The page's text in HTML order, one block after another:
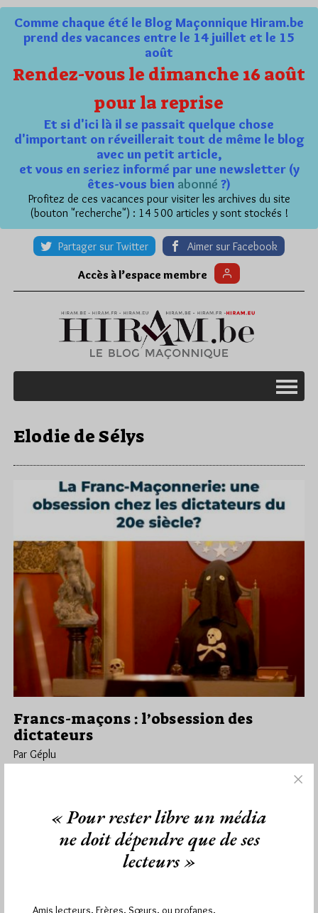
Comme chaque été le Blog Maçonnique Hiram.be
prend des vacances entre le 14 juillet et le 15
août
Rendez-vous le dimanche 16 août
pour la reprise
Et si d'ici là il se passait quelque chose
d'important on réveillerait tout de même le blog
avec un petit article,
et vous en seriez informé par une newsletter (y
êtes-vous bien abonné ?)
Profitez de ces vacances pour visiter les archives du site
(bouton "recherche") : 14 500 articles y sont stockés !
Partager sur Twitter Aimer sur Facebook
Accès à l’espace membre
Elodie de Sélys
Francs-maçons : l’obsession des
dictateurs
Par Géplu
Lu 777 fois
de Luigi Maria Perottique que nous vous présentions ici le 31
« Pour rester libre un média
ne doit dépendre que de ses
lecteurs »
Amis lecteurs, Frères, Sœurs, ou profanes,